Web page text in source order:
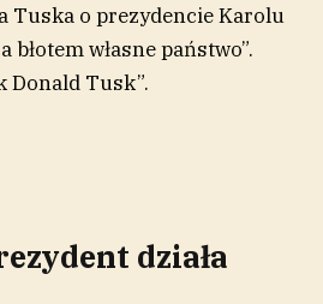
Tuska o prezydencie Karolu
własne państwo”.
Donald Tusk”.
działa